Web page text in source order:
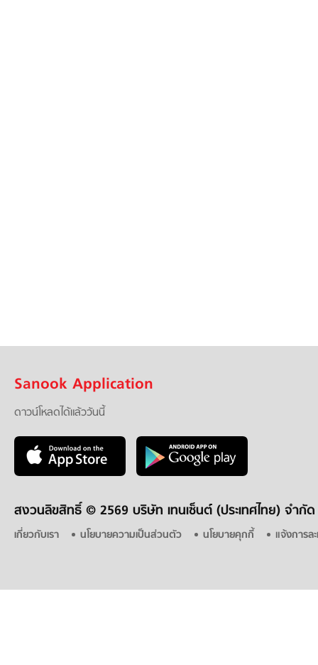
Sanook Application
ดาวน์โหลดได้แล้ววันนี้
สงวนลิขสิทธิ์ © 2569 บริษัท เทนเซ็นต์ (ประเทศไทย) จำกัด
เกี่ยวกับเรา นโยบายความเป็นส่วนตัว นโยบายคุกกี้ แจ้งการล